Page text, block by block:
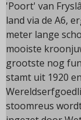
'Poort' van
land via de A6,
meter lange
mooiste
grootste nog
stamt uit 1920
stoomreus